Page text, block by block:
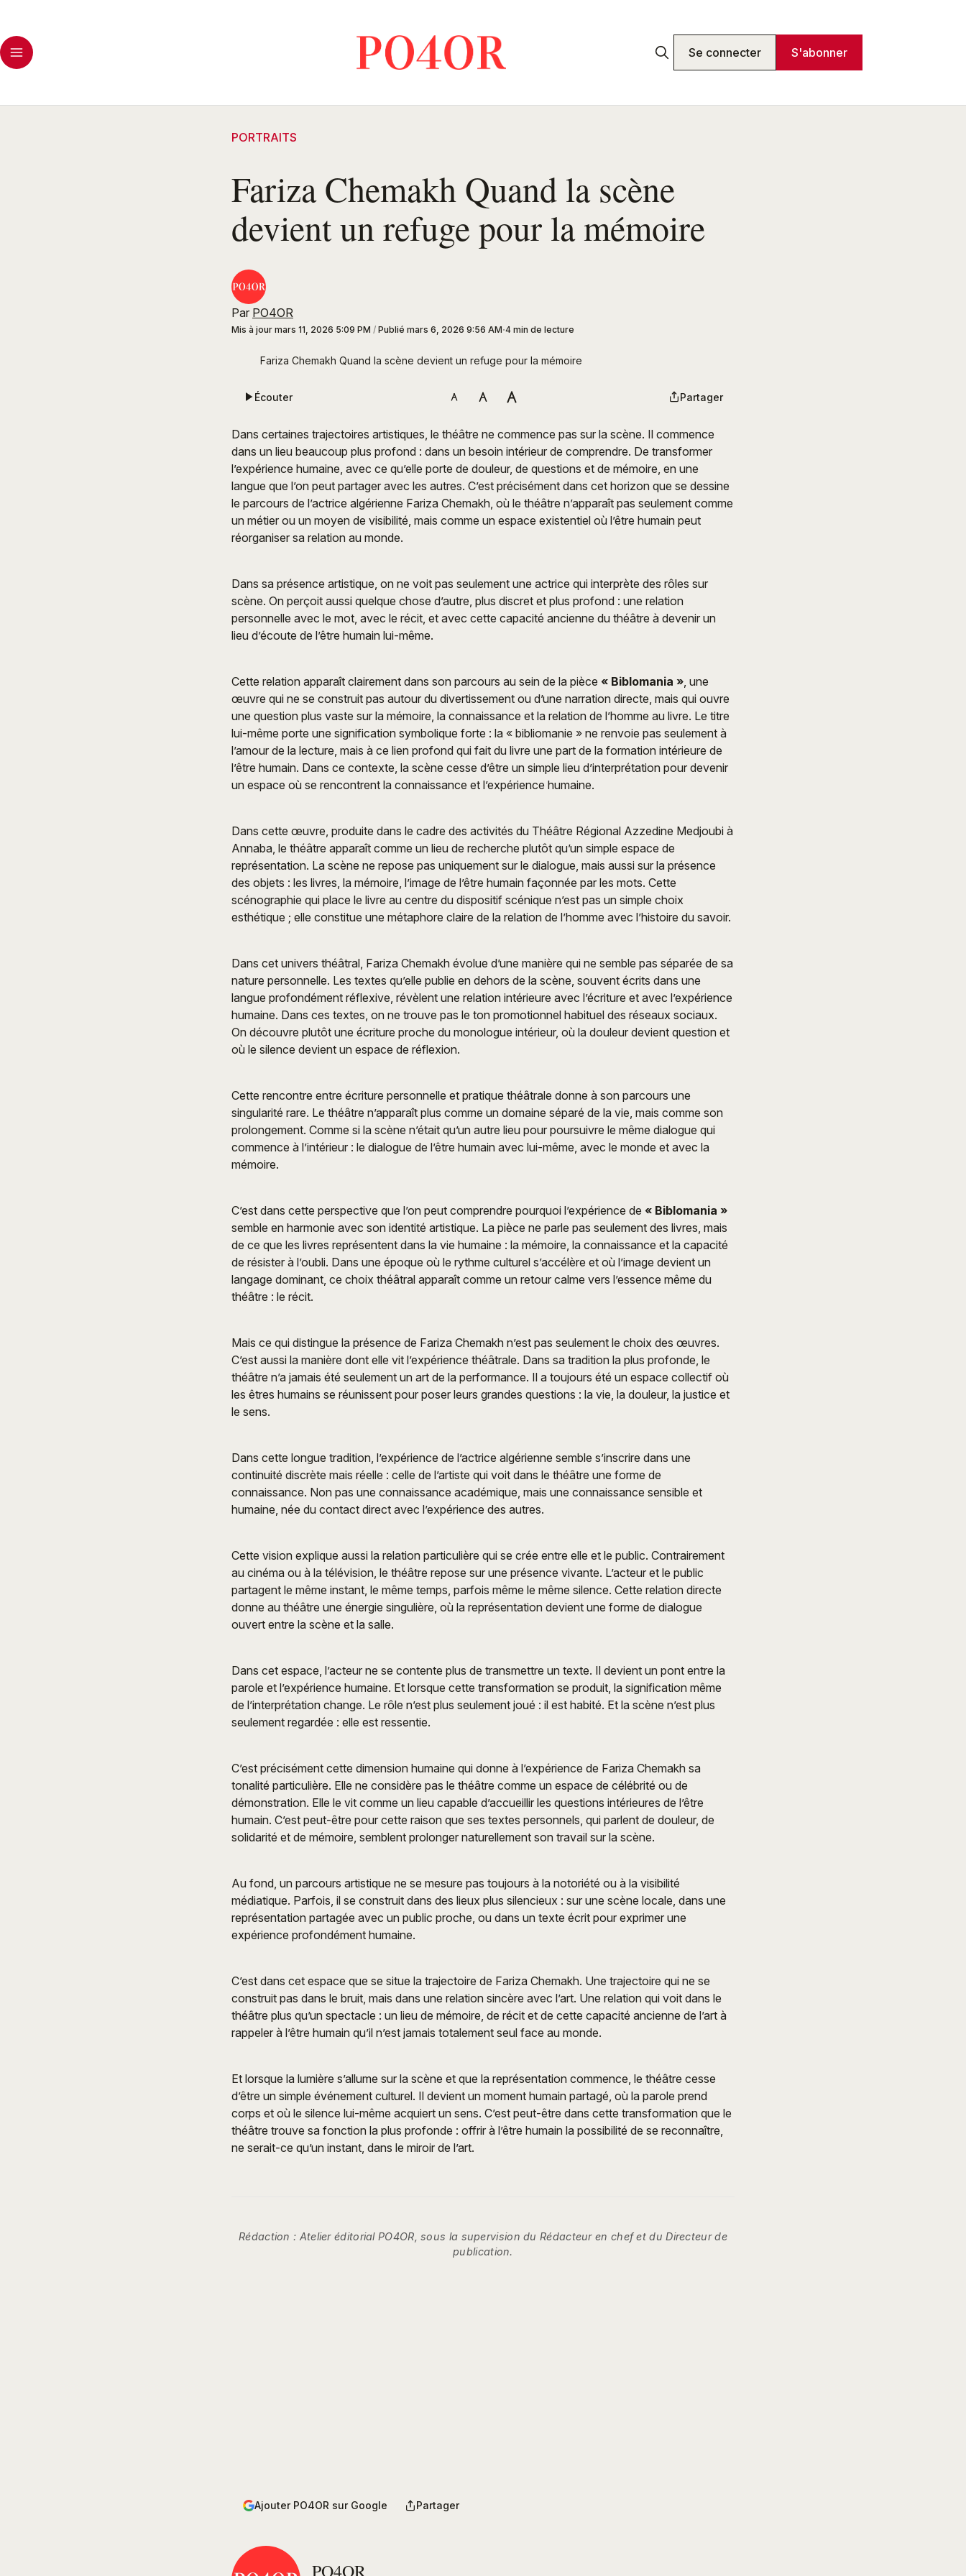
Se connecter S'abonner
PORTRAITS
Fariza Chemakh Quand la scène
devient un refuge pour la mémoire
Par PO4OR
Mis à jour mars 11, 2026 5:09 PM / Publié mars 6, 2026 9:56 AM 4 min de lecture
Fariza Chemakh Quand la scène devient un refuge pour la mémoire
Écouter Partager
Dans certaines trajectoires artistiques, le théâtre ne commence pas sur la scène. Il commence
dans un lieu beaucoup plus profond : dans un besoin intérieur de comprendre. De transformer
l’expérience humaine, avec ce qu’elle porte de douleur, de questions et de mémoire, en une
langue que l’on peut partager avec les autres. C’est précisément dans cet horizon que se dessine
le parcours de l’actrice algérienne Fariza Chemakh, où le théâtre n’apparaît pas seulement comme
un métier ou un moyen de visibilité, mais comme un espace existentiel où l’être humain peut
réorganiser sa relation au monde.
Dans sa présence artistique, on ne voit pas seulement une actrice qui interprète des rôles sur
scène. On perçoit aussi quelque chose d’autre, plus discret et plus profond : une relation
personnelle avec le mot, avec le récit, et avec cette capacité ancienne du théâtre à devenir un
lieu d’écoute de l’être humain lui-même.
Cette relation apparaît clairement dans son parcours au sein de la pièce « Biblomania », une
œuvre qui ne se construit pas autour du divertissement ou d’une narration directe, mais qui ouvre
une question plus vaste sur la mémoire, la connaissance et la relation de l’homme au livre. Le titre
lui-même porte une signification symbolique forte : la « bibliomanie » ne renvoie pas seulement à
l’amour de la lecture, mais à ce lien profond qui fait du livre une part de la formation intérieure de
l’être humain. Dans ce contexte, la scène cesse d’être un simple lieu d’interprétation pour devenir
un espace où se rencontrent la connaissance et l’expérience humaine.
Dans cette œuvre, produite dans le cadre des activités du Théâtre Régional Azzedine Medjoubi à
Annaba, le théâtre apparaît comme un lieu de recherche plutôt qu’un simple espace de
représentation. La scène ne repose pas uniquement sur le dialogue, mais aussi sur la présence
des objets : les livres, la mémoire, l’image de l’être humain façonnée par les mots. Cette
scénographie qui place le livre au centre du dispositif scénique n’est pas un simple choix
esthétique ; elle constitue une métaphore claire de la relation de l’homme avec l’histoire du savoir.
Dans cet univers théâtral, Fariza Chemakh évolue d’une manière qui ne semble pas séparée de sa
nature personnelle. Les textes qu’elle publie en dehors de la scène, souvent écrits dans une
langue profondément réflexive, révèlent une relation intérieure avec l’écriture et avec l’expérience
humaine. Dans ces textes, on ne trouve pas le ton promotionnel habituel des réseaux sociaux.
On découvre plutôt une écriture proche du monologue intérieur, où la douleur devient question et
où le silence devient un espace de réflexion.
Cette rencontre entre écriture personnelle et pratique théâtrale donne à son parcours une
singularité rare. Le théâtre n’apparaît plus comme un domaine séparé de la vie, mais comme son
prolongement. Comme si la scène n’était qu’un autre lieu pour poursuivre le même dialogue qui
commence à l’intérieur : le dialogue de l’être humain avec lui-même, avec le monde et avec la
mémoire.
C’est dans cette perspective que l’on peut comprendre pourquoi l’expérience de « Biblomania »
semble en harmonie avec son identité artistique. La pièce ne parle pas seulement des livres, mais
de ce que les livres représentent dans la vie humaine : la mémoire, la connaissance et la capacité
de résister à l’oubli. Dans une époque où le rythme culturel s’accélère et où l’image devient un
langage dominant, ce choix théâtral apparaît comme un retour calme vers l’essence même du
théâtre : le récit.
Mais ce qui distingue la présence de Fariza Chemakh n’est pas seulement le choix des œuvres.
C’est aussi la manière dont elle vit l’expérience théâtrale. Dans sa tradition la plus profonde, le
théâtre n’a jamais été seulement un art de la performance. Il a toujours été un espace collectif où
les êtres humains se réunissent pour poser leurs grandes questions : la vie, la douleur, la justice et
le sens.
Dans cette longue tradition, l’expérience de l’actrice algérienne semble s’inscrire dans une
continuité discrète mais réelle : celle de l’artiste qui voit dans le théâtre une forme de
connaissance. Non pas une connaissance académique, mais une connaissance sensible et
humaine, née du contact direct avec l’expérience des autres.
Cette vision explique aussi la relation particulière qui se crée entre elle et le public. Contrairement
au cinéma ou à la télévision, le théâtre repose sur une présence vivante. L’acteur et le public
partagent le même instant, le même temps, parfois même le même silence. Cette relation directe
donne au théâtre une énergie singulière, où la représentation devient une forme de dialogue
ouvert entre la scène et la salle.
Dans cet espace, l’acteur ne se contente plus de transmettre un texte. Il devient un pont entre la
parole et l’expérience humaine. Et lorsque cette transformation se produit, la signification même
de l’interprétation change. Le rôle n’est plus seulement joué : il est habité. Et la scène n’est plus
seulement regardée : elle est ressentie.
C’est précisément cette dimension humaine qui donne à l’expérience de Fariza Chemakh sa
tonalité particulière. Elle ne considère pas le théâtre comme un espace de célébrité ou de
démonstration. Elle le vit comme un lieu capable d’accueillir les questions intérieures de l’être
humain. C’est peut-être pour cette raison que ses textes personnels, qui parlent de douleur, de
solidarité et de mémoire, semblent prolonger naturellement son travail sur la scène.
Au fond, un parcours artistique ne se mesure pas toujours à la notoriété ou à la visibilité
médiatique. Parfois, il se construit dans des lieux plus silencieux : sur une scène locale, dans une
représentation partagée avec un public proche, ou dans un texte écrit pour exprimer une
expérience profondément humaine.
C’est dans cet espace que se situe la trajectoire de Fariza Chemakh. Une trajectoire qui ne se
construit pas dans le bruit, mais dans une relation sincère avec l’art. Une relation qui voit dans le
théâtre plus qu’un spectacle : un lieu de mémoire, de récit et de cette capacité ancienne de l’art à
rappeler à l’être humain qu’il n’est jamais totalement seul face au monde.
Et lorsque la lumière s’allume sur la scène et que la représentation commence, le théâtre cesse
d’être un simple événement culturel. Il devient un moment humain partagé, où la parole prend
corps et où le silence lui-même acquiert un sens. C’est peut-être dans cette transformation que le
théâtre trouve sa fonction la plus profonde : offrir à l’être humain la possibilité de se reconnaître,
ne serait-ce qu’un instant, dans le miroir de l’art.
Rédaction : Atelier éditorial PO4OR, sous la supervision du Rédacteur en chef et du Directeur de
publication.
Ajouter PO4OR sur Google Partager
PO4OR